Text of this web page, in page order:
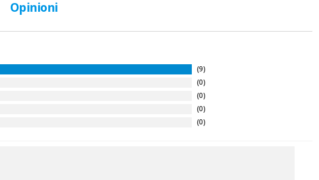
Opinioni
(9)
(0)
(0)
(0)
(0)